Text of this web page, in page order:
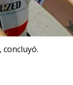
concluyó.